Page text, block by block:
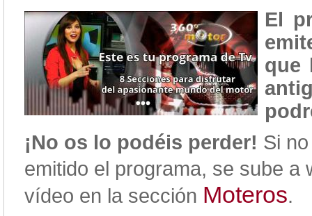
El
que
¡No os lo podéis perder! Si
emitido el programa, se sube a
vídeo en la sección Moteros.